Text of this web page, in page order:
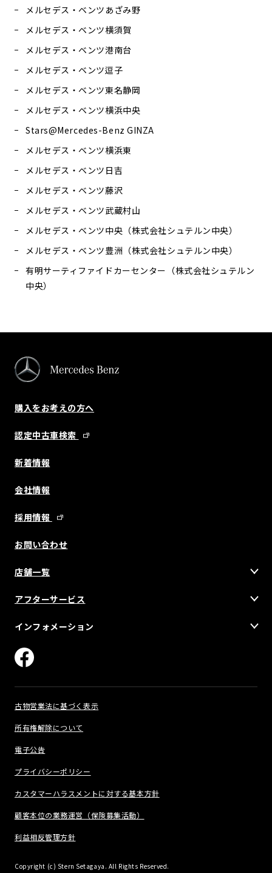
メルセデス・ベンツあざみ野
メルセデス・ベンツ横須賀
メルセデス・ベンツ港南台
メルセデス・ベンツ逗子
メルセデス・ベンツ東名静岡
メルセデス・ベンツ横浜中央
Stars@Mercedes-Benz GINZA
メルセデス・ベンツ横浜東
メルセデス・ベンツ日吉
メルセデス・ベンツ藤沢
メルセデス・ベンツ武蔵村山
メルセデス・ベンツ中央（株式会社シュテルン中央）
メルセデス・ベンツ豊洲（株式会社シュテルン中央）
有明サーティファイドカーセンター（株式会社シュテルン
中央）
購入をお考えの方へ
認定中古車検索
新着情報
会社情報
採用情報
お問い合わせ
店舗一覧
アフターサービス
インフォメーション
古物営業法に基づく表示
所有権解除について
電子公告
プライバシーポリシー
カスタマーハラスメントに対する基本方針
顧客本位の業務運営（保険募集活動）
利益相反管理方針
Copyright (c) Stern Setagaya. All Rights Reserved.